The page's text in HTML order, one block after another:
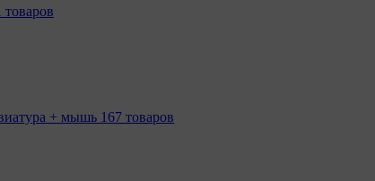
товаров
+ мышь 167 товаров